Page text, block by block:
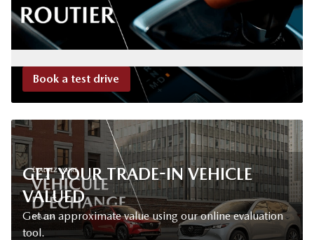
Book a test drive
GET YOUR TRADE-IN VEHICLE
VALUED
Get an approximate value using our online evaluation
tool.